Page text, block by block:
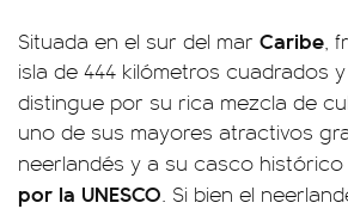
Situada en el sur del mar Caribe,
isla de 444 kilómetros cuadrados
distingue por su rica mezcla de
uno de sus mayores atractivos
neerlandés y a su casco
por la UNESCO. Si bien el